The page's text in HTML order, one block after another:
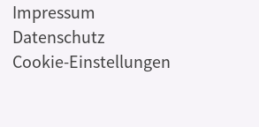
Impressum
Datenschutz
Cookie-Einstellungen